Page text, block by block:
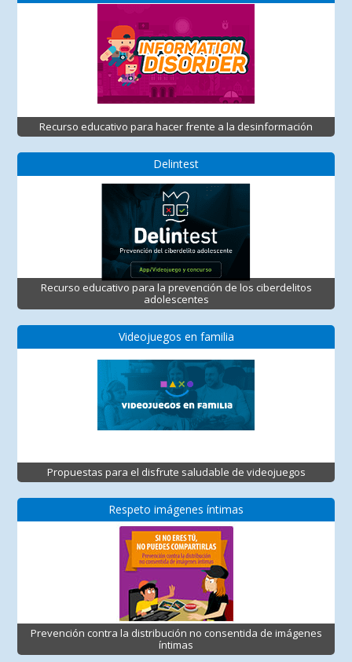
Recurso educativo para hacer frente a la desinformación
Delintest
Recurso educativo para la prevención de los ciberdelitos
adolescentes
Videojuegos en familia
Propuestas para el disfrute saludable de videojuegos
Respeto imágenes íntimas
Prevención contra la distribución no consentida de imágenes
íntimas